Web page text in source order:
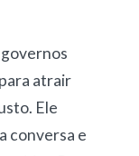
atrair
Ele
conversa e